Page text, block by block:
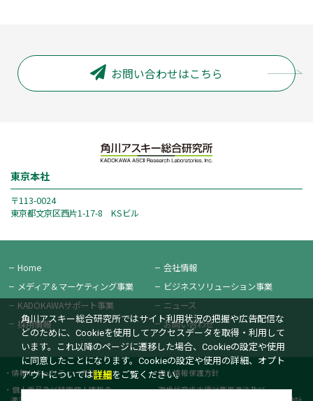
お問い合わせはこちら
東京本社
〒113-0024
東京都文京区西片1-17-8 KSビル
Home
会社情報
メディア＆マーケティング事業 ビジネスソリューション事業
KADOKAWAサポート事業
ニュース
採用情報
お問い合わせ
情報セキュリティー方針
個人情報保護方針
個人番号及び特定個人情報の
次世代育成支援対策推進法及び
角川アスキー総合研究所ではサイト利用状況の把握や広告配信な
どのために、Cookieを使用してアクセスデータを取得・利用して
います。これ以降のページに遷移した場合、Cookieの設定や使用
に同意したことになります。Cookieの設定や使用の詳細、オプト
アウトについては詳細 をご覧ください。